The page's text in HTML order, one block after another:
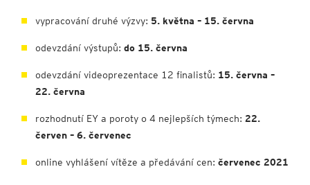
vypracování druhé výzvy: 5. května – 15. června
odevzdání výstupů: do 15. června
odevzdání videoprezentace 12 finalistů: 15. června –
22. června
rozhodnutí EY a poroty o 4 nejlepších týmech: 22.
červen – 6. červenec
online vyhlášení vítěze a předávání cen: červenec 2021